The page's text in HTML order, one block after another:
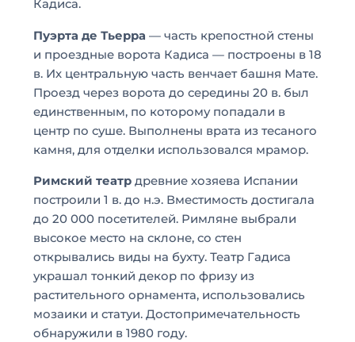
Кадиса.
Пуэрта де Тьерра — часть крепостной стены
и проездные ворота Кадиса — построены в 18
в. Их центральную часть венчает башня Мате.
Проезд через ворота до середины 20 в. был
единственным, по которому попадали в
центр по суше. Выполнены врата из тесаного
камня, для отделки использовался мрамор.
Римский театр древние хозяева Испании
построили 1 в. до н.э. Вместимость достигала
до 20 000 посетителей. Римляне выбрали
высокое место на склоне, со стен
открывались виды на бухту. Театр Гадиса
украшал тонкий декор по фризу из
растительного орнамента, использовались
мозаики и статуи. Достопримечательность
обнаружили в 1980 году.